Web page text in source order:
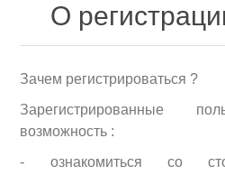
О
Зачем регистрироваться ?
Зарегистрированные
возможность :
- ознакомиться со